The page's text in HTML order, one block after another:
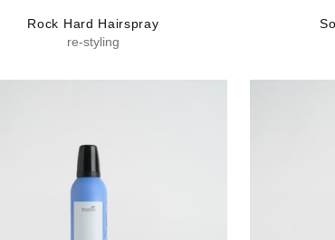
Rock Hard Hairspray
re-styling